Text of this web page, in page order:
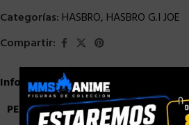
Categorías: HASBRO, HASBRO G.I JOE
Compartir:
Información adicional
PESO